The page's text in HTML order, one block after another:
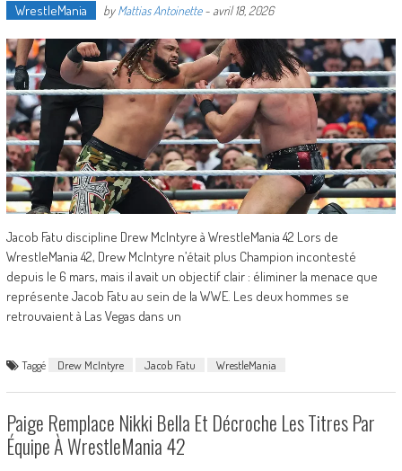
WrestleMania byMattias Antoinette- avril 18, 2026
Jacob Fatu discipline Drew McIntyre à WrestleMania 42 Lors de
WrestleMania 42, Drew McIntyre n’était plus Champion incontesté
depuis le 6 mars, mais il avait un objectif clair : éliminer la menace que
représente Jacob Fatu au sein de la WWE. Les deux hommes se
retrouvaient à Las Vegas dans un
Taggé Drew McIntyre Jacob Fatu WrestleMania
Paige Remplace Nikki Bella Et Décroche Les Titres Par
Équipe À WrestleMania 42